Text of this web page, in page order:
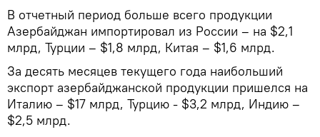
В отчетный период больше всего продукции
Азербайджан импортировал из России – на $2,1
млрд, Турции – $1,8 млрд, Китая – $1,6 млрд.
За десять месяцев текущего года наибольший
экспорт азербайджанской продукции пришелся на
Италию – $17 млрд, Турцию - $3,2 млрд, Индию –
$2,5 млрд.